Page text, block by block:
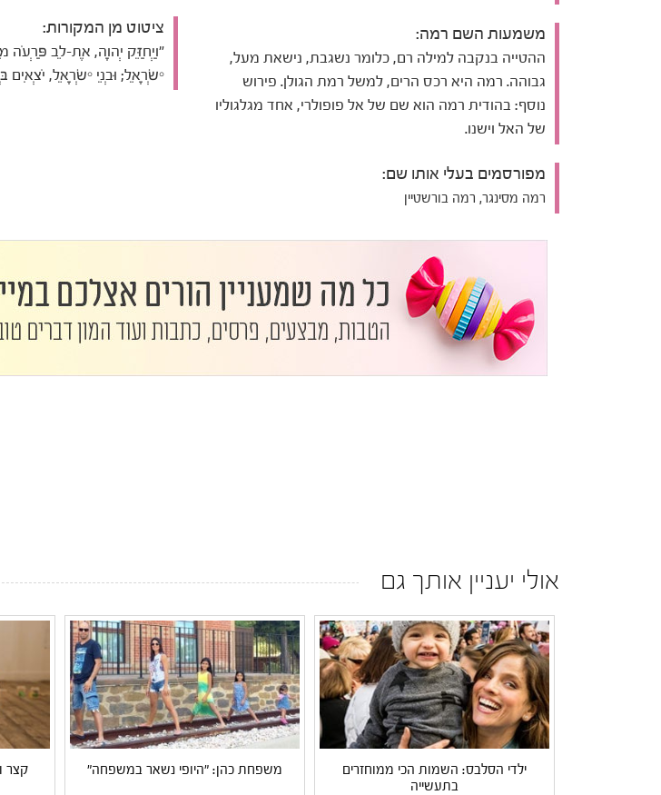
משמעות השם רמה:
ההטייה בנקבה למילה רם, כלומר נשגבת, נישאת מעל,
גבוהה. רמה היא רכס הרים, למשל רמת הגולן. פירוש
נוסף: בהודית רמה הוא שם של אל פופולרי, אחד מגלגוליו
של האל וישנו.
מפורסמים בעלי אותו שם:
רמה מסינגר, רמה בורשטיין
ציטוט מן המקורות:
"וַיְחַזֵּק יְהוָה, אֶת-לֵב פַּרְעֹה
יִשְׂרָאֵל; וּבְנֵי יִשְׂרָאֵל,
אולי יעניין אותך גם
ילדי הסלבס: השמות הכי ממוחזרים
בתעשייה
משפחת כהן: "היופי נשאר במשפחה"
קצר